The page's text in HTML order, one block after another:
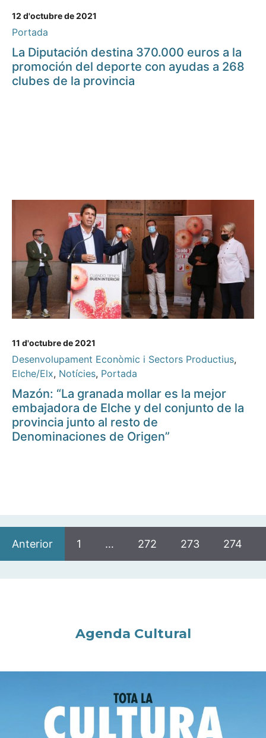
12 d'octubre de 2021
Portada
La Diputación destina 370.000 euros a la
promoción del deporte con ayudas a 268
clubes de la provincia
11 d'octubre de 2021
Desenvolupament Econòmic i Sectors Productius,
Elche/Elx, Notícies, Portada
Mazón: “La granada mollar es la mejor
embajadora de Elche y del conjunto de la
provincia junto al resto de
Denominaciones de Origen”
Anterior 1 … 272 273 274
Agenda Cultural